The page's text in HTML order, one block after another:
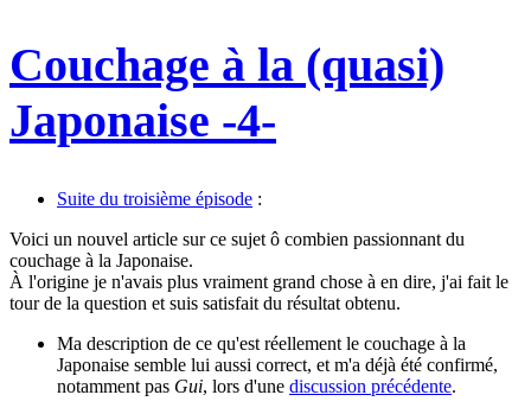
Couchage à la (quasi)
Japonaise -4-
Suite du troisième épisode :
Voici un nouvel article sur ce sujet ô combien passionnant du
couchage à la Japonaise.
À l'origine je n'avais plus vraiment grand chose à en dire, j'ai fait le
tour de la question et suis satisfait du résultat obtenu.
Ma description de ce qu'est réellement le couchage à la
Japonaise semble lui aussi correct, et m'a déjà été confirmé,
notamment pas Gui, lors d'une discussion précédente.